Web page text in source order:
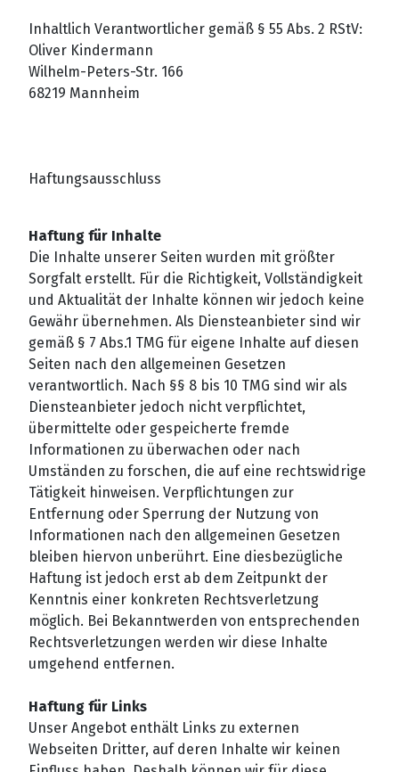
Inhaltlich Verantwortlicher gemäß § 55 Abs. 2 RStV:
Oliver Kindermann
Wilhelm-Peters-Str. 166
68219 Mannheim
Haftungsausschluss
Haftung für Inhalte
Die Inhalte unserer Seiten wurden mit größter
Sorgfalt erstellt. Für die Richtigkeit, Vollständigkeit
und Aktualität der Inhalte können wir jedoch keine
Gewähr übernehmen. Als Diensteanbieter sind wir
gemäß § 7 Abs.1 TMG für eigene Inhalte auf diesen
Seiten nach den allgemeinen Gesetzen
verantwortlich. Nach §§ 8 bis 10 TMG sind wir als
Diensteanbieter jedoch nicht verpflichtet,
übermittelte oder gespeicherte fremde
Informationen zu überwachen oder nach
Umständen zu forschen, die auf eine rechtswidrige
Tätigkeit hinweisen. Verpflichtungen zur
Entfernung oder Sperrung der Nutzung von
Informationen nach den allgemeinen Gesetzen
bleiben hiervon unberührt. Eine diesbezügliche
Haftung ist jedoch erst ab dem Zeitpunkt der
Kenntnis einer konkreten Rechtsverletzung
möglich. Bei Bekanntwerden von entsprechenden
Rechtsverletzungen werden wir diese Inhalte
umgehend entfernen.
Haftung für Links
Unser Angebot enthält Links zu externen
Webseiten Dritter, auf deren Inhalte wir keinen